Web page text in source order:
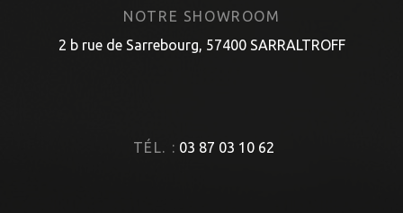
NOTRE SHOWROOM
2 b rue de Sarrebourg, 57400 SARRALTROFF
TÉL. : 03 87 03 10 62